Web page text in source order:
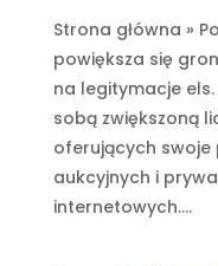
Strona główna »
powiększa się
na legitymacje
sobą zwiększoną
oferujących
aukcyjnych i
internetowych....